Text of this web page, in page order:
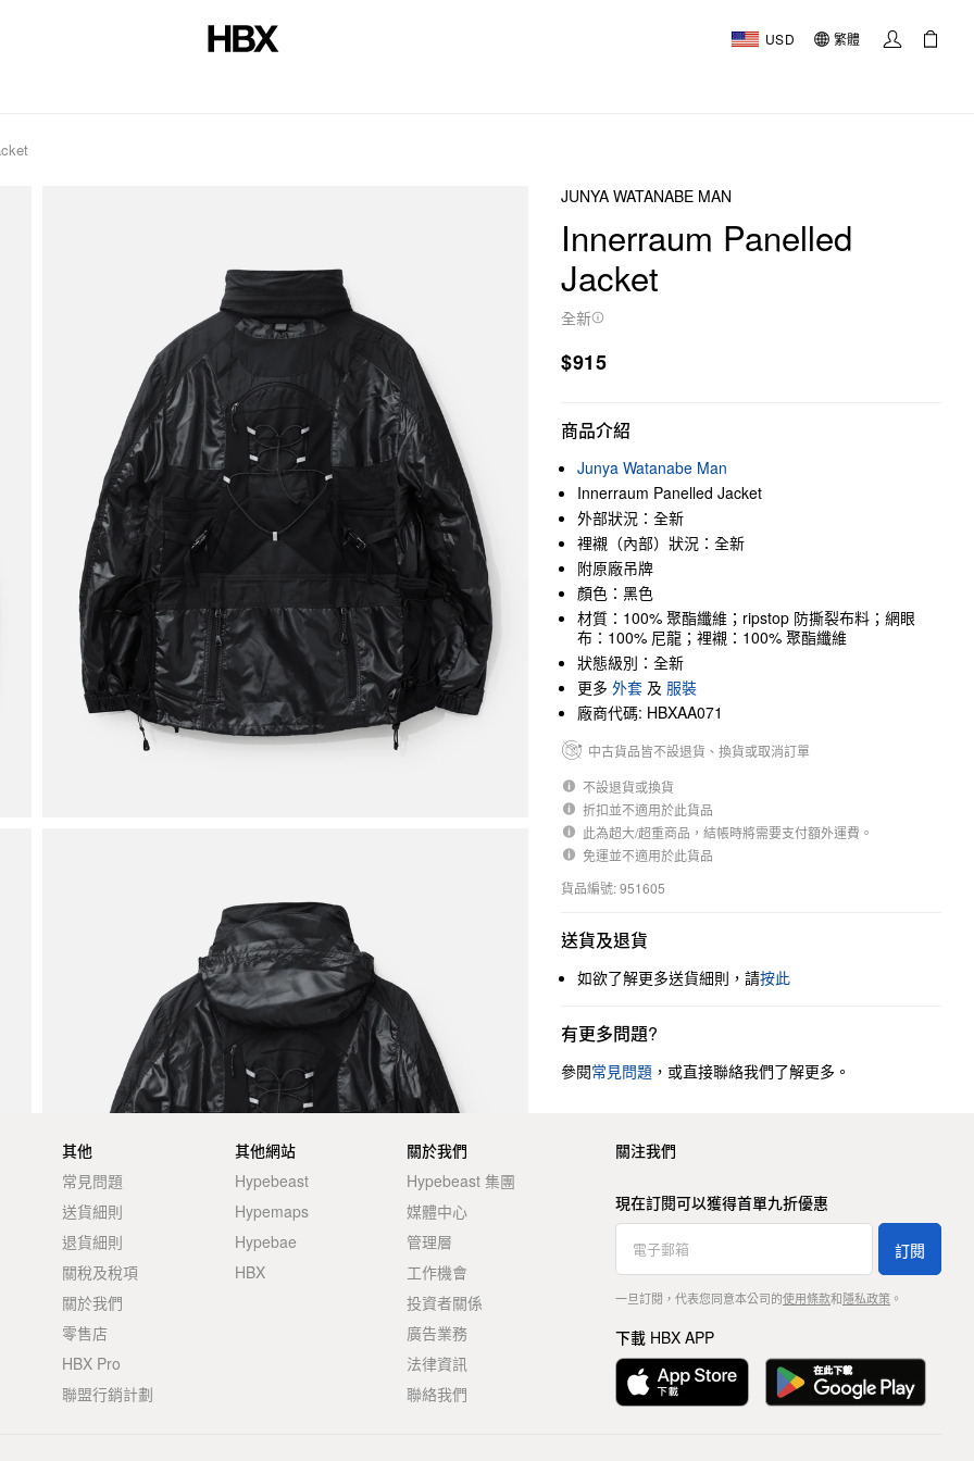
USD 繁體
JUNYA WATANABE MAN
Innerraum Panelled
Jacket
全新
$915
商品介紹
Junya Watanabe Man
Innerraum Panelled Jacket
外部狀況：全新
裡襯（內部）狀況：全新
附原廠吊牌
顏色：黑色
材質：100% 聚酯纖維；ripstop 防撕裂布料；網眼
布：100% 尼龍；裡襯：100% 聚酯纖維
狀態級別：全新
更多 外套 及 服裝
廠商代碼: HBXAA071
中古貨品皆不設退貨、換貨或取消訂單
不設退貨或換貨
折扣並不適用於此貨品
此為超大/超重商品，結帳時將需要支付額外運費。
免運並不適用於此貨品
貨品編號: 951605
送貨及退貨
如欲了解更多送貨細則，請按此
有更多問題?
參閱常見問題 ，或直接聯絡我們了解更多。
其他
常見問題
送貨細則
退貨細則
關稅及稅項
關於我們
零售店
HBX Pro
聯盟行銷計劃
其他網站
Hypebeast
Hypemaps
Hypebae
HBX
關於我們
Hypebeast 集團
媒體中心
管理層
工作機會
投資者關係
廣告業務
法律資訊
聯絡我們
關注我們
現在訂閱可以獲得首單九折優惠
訂閱
一旦訂閱，代表您同意本公司的使用條款和隱私政策。
下載 HBX APP